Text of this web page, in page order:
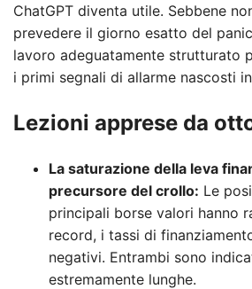
ChatGPT diventa utile. Sebbene
prevedere il giorno esatto del
lavoro adeguatamente strutturato
i primi segnali di allarme nascosti
Lezioni apprese da
La saturazione della leva
precursore del crollo: Le
principali borse valori hanno
record, i tassi di
negativi. Entrambi sono
estremamente lunghe.